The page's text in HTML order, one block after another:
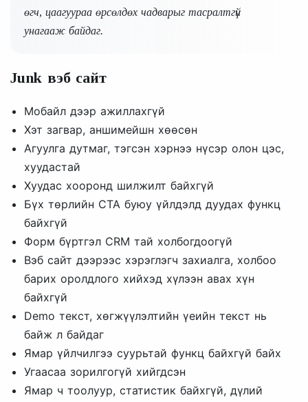
өгч, цаагуураа өрсөлдөх чадварыг тасралтгүй
унагааж байдаг.
Junk вэб сайт
Мобайл дээр ажиллахгүй
Хэт загвар, аншимейшн хөөсөн
Агуулга дутмаг, тэгсэн хэрнээ нүсэр олон цэс,
хуудастай
Хуудас хооронд шилжилт байхгүй
Бүх төрлийн CTA буюу үйлдэлд дуудах функц
байхгүй
Форм бүртгэл CRM тай холбогдоогүй
Вэб сайт дээрээс хэрэглэгч захиалга, холбоо
барих оролдлого хийхэд хүлээн авах хүн
байхгүй
Demo текст, хөгжүүлэлтийн үеийн текст нь
байж л байдаг
Ямар үйлчилгээ суурьтай функц байхгүй байх
Угаасаа зорилгогүй хийгдсэн
Ямар ч тоолуур, статистик байхгүй, дүлий